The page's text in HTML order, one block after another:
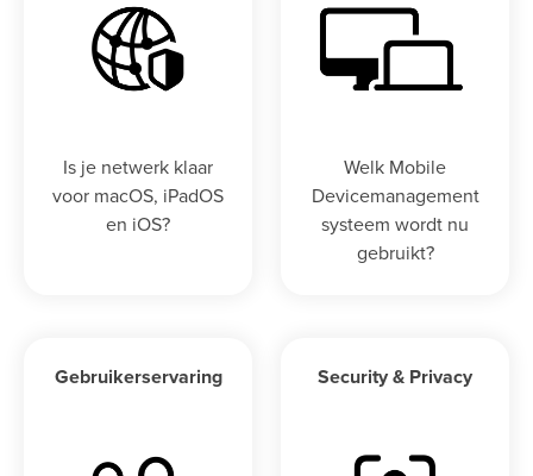
Is je netwerk klaar
voor macOS, iPadOS
en iOS?
Welk Mobile
Devicemanagement
systeem wordt nu
gebruikt?
Gebruikerservaring Security & Privacy